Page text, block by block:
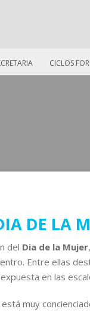
CICLOS
DE LA
del Dia de la Mujer
Entre ellas
en las
muy